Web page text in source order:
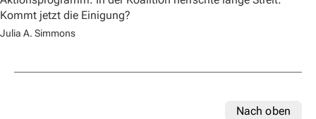
Kommt jetzt die Einigung?
Julia A. Simmons
Nach oben